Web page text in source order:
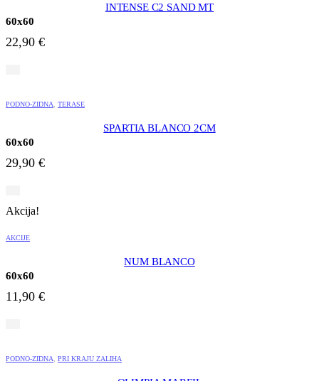
INTENSE C2 SAND MT
60x60
22,90 €
PODNO-ZIDNA TERASE
SPARTIA BLANCO 2CM
60x60
29,90 €
Akcija!
AKCIJE
NUM BLANCO
60x60
11,90 €
PODNO-ZIDNA PRI KRAJU ZALIHA